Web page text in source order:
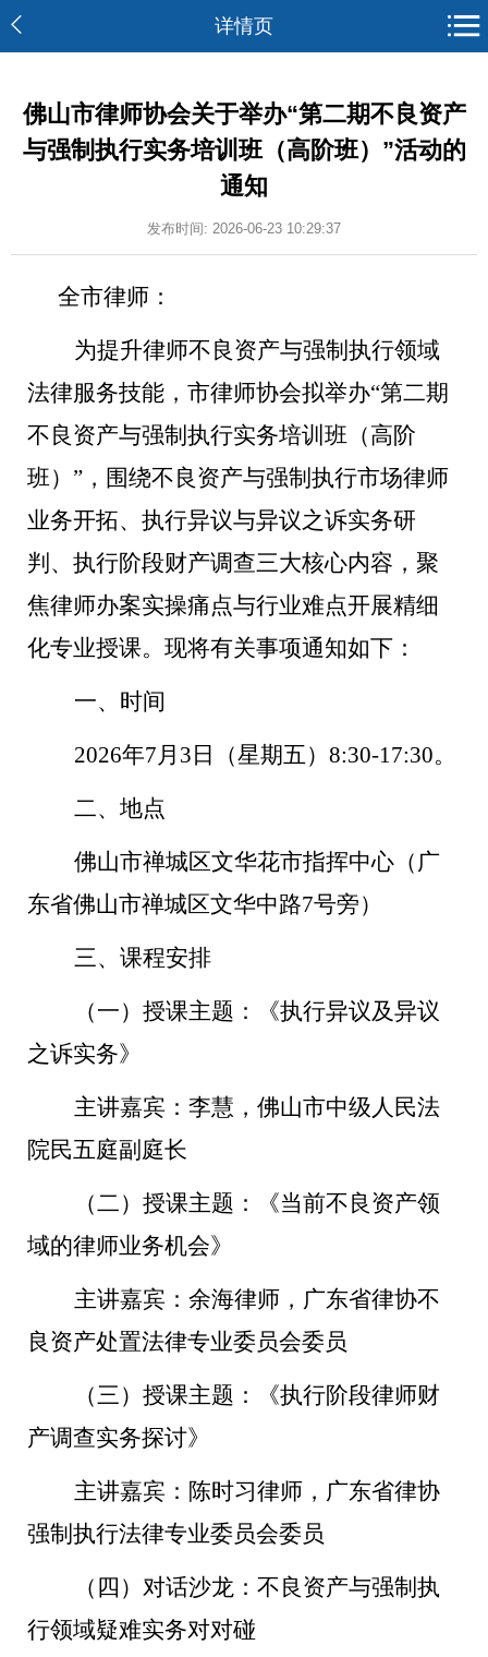
详情页
佛山市律师协会关于举办“第二期不良资产
与强制执行实务培训班（高阶班）”活动的
通知
发布时间: 2026-06-23 10:29:37
全市律师：
为提升律师不良资产与强制执行领域
法律服务技能，市律师协会拟举办“第二期
不良资产与强制执行实务培训班（高阶
班）”，围绕不良资产与强制执行市场律师
业务开拓、执行异议与异议之诉实务研
判、执行阶段财产调查三大核心内容，聚
焦律师办案实操痛点与行业难点开展精细
化专业授课。现将有关事项通知如下：
一、时间
2026年7月3日（星期五）8:30-17:30。
二、地点
佛山市禅城区文华花市指挥中心（广
东省佛山市禅城区文华中路7号旁）
三、 课程安排
（一）授课主题：《执行异议及异议
之诉实务》
主讲嘉宾：李慧，佛山市中级人民法
院民五庭副庭长
（二）授课主题：《当前不良资产领
域的律师业务机会》
主讲嘉宾：余海律师，广东省律协不
良资产处置法律专业委员会委员
（三） 授课主题：《执行阶段律师财
产调查实务探讨》
主讲嘉宾：陈时习律师，广东省律协
强制执行法律专业委员会委员
（四） 对话沙龙：不良资产与强制执
行领域疑难实务对对碰